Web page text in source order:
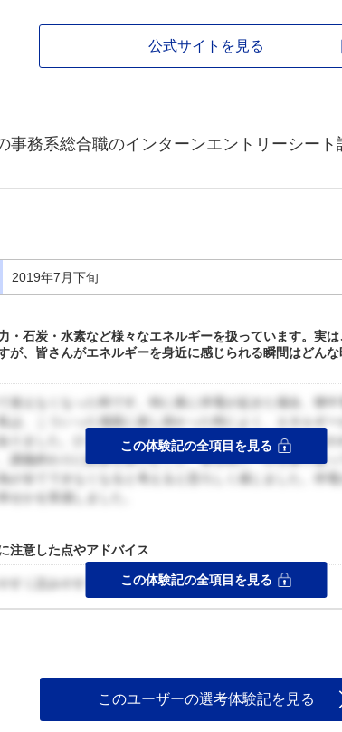
公式サイトを見る
事務系総合職のインターンエントリーシー
2019年7月下旬
・石炭・水素など様々なエネルギーを扱っています。実
が、皆さんがエネルギーを身近に感じられる瞬間はどん
使えなくなった時です。特に夜に停電が起きた場合、懐
りました。ひょっとすると、人々の暮らしが全面的に失
講義終わりに娯楽を楽しむこと、寝る前に一日を振り返
が全てできなくなると考えると恐ろしく感じました。停
この体験記の全項目を見る
注意した点やアドバイス
すく読みやすくを心掛けた。この体験記の全項目を見る
このユーザーの選考体験記を見る